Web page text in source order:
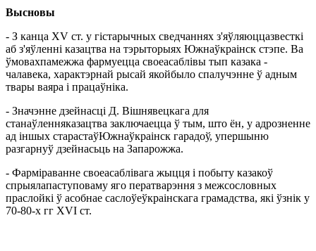
Высновы
- З канца XV ст. у гістарычных сведчаннях з'яўляюццазвесткі
аб з'яўленні казацтва на тэрыторыях Южнаўкраінск стэпе. Ва
ўмовахпамежжа фармуецца своеасаблівы тып казака -
чалавека, характэрнай рысай якойбыло спалучэнне ў адным
твары ваяра і працаўніка.
- Значэнне дзейнасці Д. Вішнявецкага для
станаўленняказацтва заключаецца ў тым, што ён, у адрозненне
ад іншых старастаўЮжнаўкраінск гарадоў, упершыню
разгарнуў дзейнасьць на Запарожжа.
- Фарміраванне своеасаблівага жыцця і побыту казакоў
спрыялапаступоваму яго ператварэння з межсословных
праслойкі ў асобнае саслоўеўкраінскага грамадства, які ўзнік у
70-80-х гг XVI ст.